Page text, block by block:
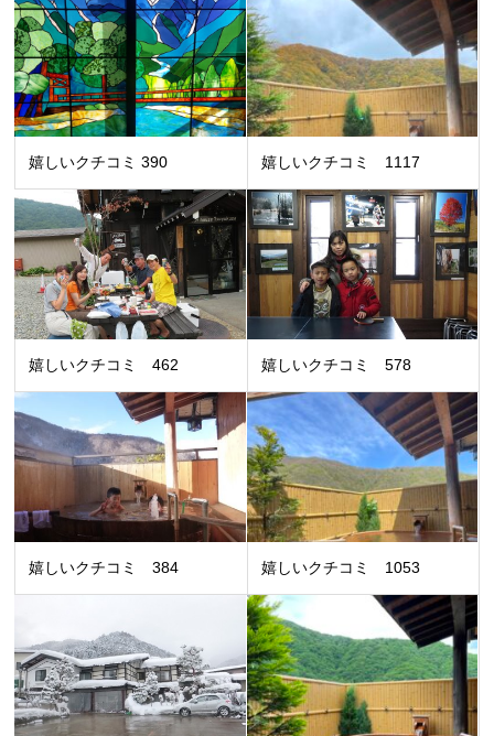
嬉しいクチコミ 390 嬉しいクチコミ 1117
嬉しいクチコミ 462 嬉しいクチコミ 578
嬉しいクチコミ 384 嬉しいクチコミ 1053